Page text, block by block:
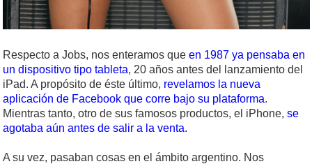
Respecto a Jobs, nos enteramos que en 1987 ya pensaba en
un dispositivo tipo tableta, 20 años antes del lanzamiento del
iPad. A propósito de éste último, revelamos la nueva
aplicación de Facebook que corre bajo su plataforma.
Mientras tanto, otro de sus famosos productos, el iPhone, se
agotaba aún antes de salir a la venta.
A su vez, pasaban cosas en el ámbito argentino. Nos